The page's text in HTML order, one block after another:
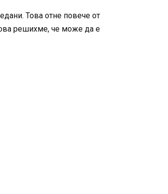
Това отне повече от
решихме, че може да е